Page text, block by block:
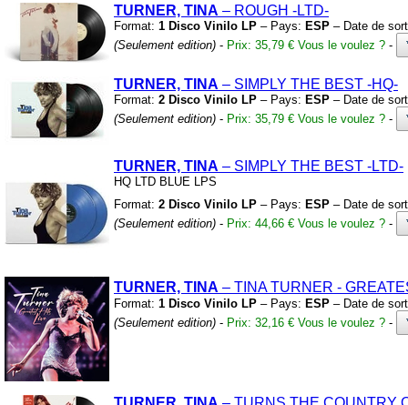
TURNER, TINA – ROUGH -LTD-
Format: 1 Disco Vinilo LP – Pays: ESP – Date de
(Seulement edition) - Prix: 35,79 € Vous le voulez ? -
TURNER, TINA – SIMPLY THE BEST -HQ-
Format: 2 Disco Vinilo LP – Pays: ESP – Date de
(Seulement edition) - Prix: 35,79 € Vous le voulez ? -
TURNER, TINA – SIMPLY THE BEST -LTD-
HQ LTD BLUE LPS
Format: 2 Disco Vinilo LP – Pays: ESP – Date de
(Seulement edition) - Prix: 44,66 € Vous le voulez ? -
TURNER, TINA – TINA TURNER -
Format: 1 Disco Vinilo LP – Pays: ESP – Date de
(Seulement edition) - Prix: 32,16 € Vous le voulez ? -